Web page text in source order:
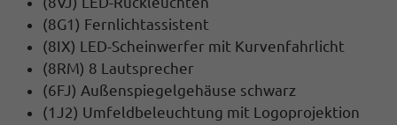
(8G1) Fernlichtassistent
(8IX) LED-Scheinwerfer mit Kurvenfahrlicht
(8RM) 8 Lautsprecher
(6FJ) Außenspiegelgehäuse schwarz
(1J2) Umfeldbeleuchtung mit Logoprojektion